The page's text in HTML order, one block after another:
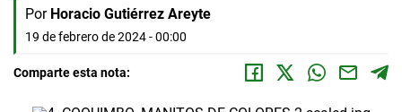
Por Horacio Gutiérrez Areyte
19 de febrero de 2024 - 00:00
Comparte esta nota: